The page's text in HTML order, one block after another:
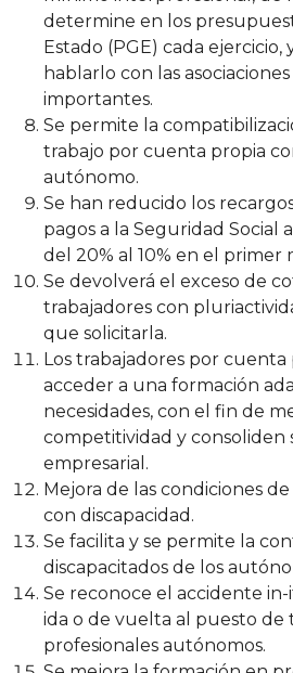
determine en los
Estado (PGE) cada ejercicio,
hablarlo con las
importantes.
Se permite la
trabajo por cuenta propia
autónomo.
Se han reducido los
pagos a la Seguridad Social
del 20% al 10% en el primer
Se devolverá el exceso de
trabajadores con
que solicitarla.
Los trabajadores por
acceder a una formación
necesidades, con el fin de
competitividad y consoliden
empresarial.
Mejora de las condiciones
con discapacidad.
Se facilita y se permite la
discapacitados de los
Se reconoce el accidente
ida o de vuelta al puesto de
profesionales autónomos.